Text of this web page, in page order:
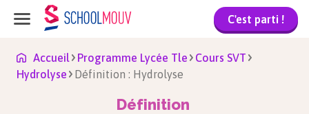
C'est parti !
Accueil Programme Lycée Tle
Cours SVT
Hydrolyse
Définition : Hydrolyse
Définition